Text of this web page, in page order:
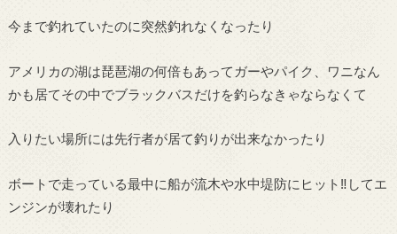
今まで釣れていたのに突然釣れなくなったり
アメリカの湖は琵琶湖の何倍もあってガーやパイク、ワニなん
かも居てその中でブラックバスだけを釣らなきゃならなくて
入りたい場所には先行者が居て釣りが出来なかったり
ボートで走っている最中に船が流木や水中堤防にヒット‼︎してエ
ンジンが壊れたり